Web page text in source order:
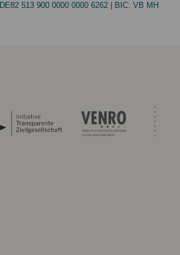
DE82 513 900 0000 0000 6262 | BIC: VB MH